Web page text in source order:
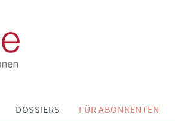
DOSSIERS FÜR ABONNENTEN